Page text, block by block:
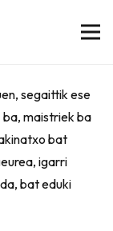
segaittik ese
ba, maistriek ba
bat
igarri
bat eduki